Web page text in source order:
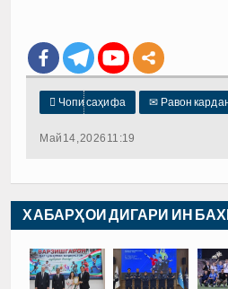
 Чопи саҳифа ✉ Равон
Май 14, 2026 11:19
ХАБАРҲОИ ДИГАРИ ИН